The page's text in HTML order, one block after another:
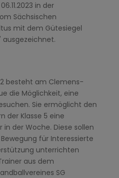
in der
Sächsischen
mit dem Gütesiegel
ausgezeichnet.
besteht am Clemens-
die Möglichkeit, eine
Sie ermöglicht den
der Klasse 5 eine
der Woche. Diese sollen
für Interessierte
unterrichten
aus dem
SG